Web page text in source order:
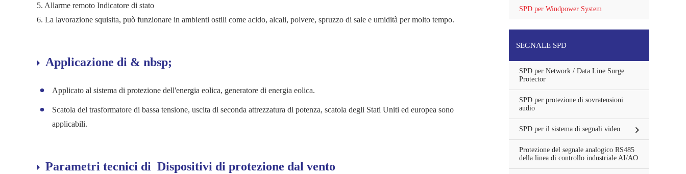
5. Allarme remoto Indicatore di stato
6. La lavorazione squisita, può funzionare in ambienti ostili come acido, alcali, polvere, spruzzo di sale e umidità per molto tempo.
Applicazione di & nbsp;
Applicato al sistema di protezione dell'energia eolica, generatore di energia eolica.
Scatola del trasformatore di bassa tensione, uscita di seconda attrezzatura di potenza, scatola degli Stati Uniti ed europea sono
applicabili.
Parametri tecnici di Dispositivi di protezione dal vento
SPD per Windpower System
SEGNALE SPD
SPD per Network / Data Line Surge
Protector
SPD per protezione di sovratensioni
audio
SPD per il sistema di segnali video
Protezione del segnale analogico RS485
della linea di controllo industriale AI/AO